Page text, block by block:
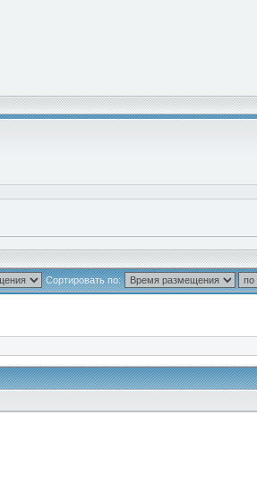
Сортировать по: